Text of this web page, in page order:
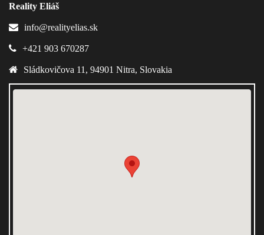
Reality Eliáš
info@realityelias.sk
+421 903 670287
Sládkovičova 11 , 94901 Nitra, Slovakia